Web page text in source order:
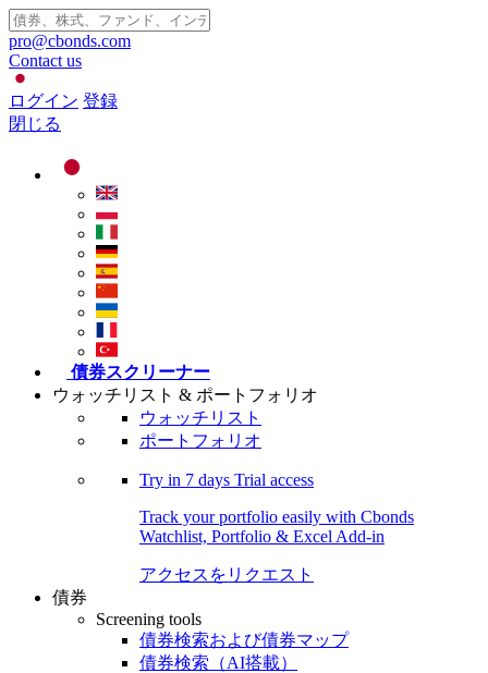
pro@cbonds.com
Contact us
ログイン 登録
閉じる
債券スクリーナー
ウォッチリスト & ポートフォリオ
ウォッチリスト
ポートフォリオ
Try in 7 days Trial access
Track your portfolio easily with Cbonds
Watchlist, Portfolio & Excel Add-in
アクセスをリクエスト
債券
Screening tools
債券検索および債券マップ
債券検索（AI搭載）